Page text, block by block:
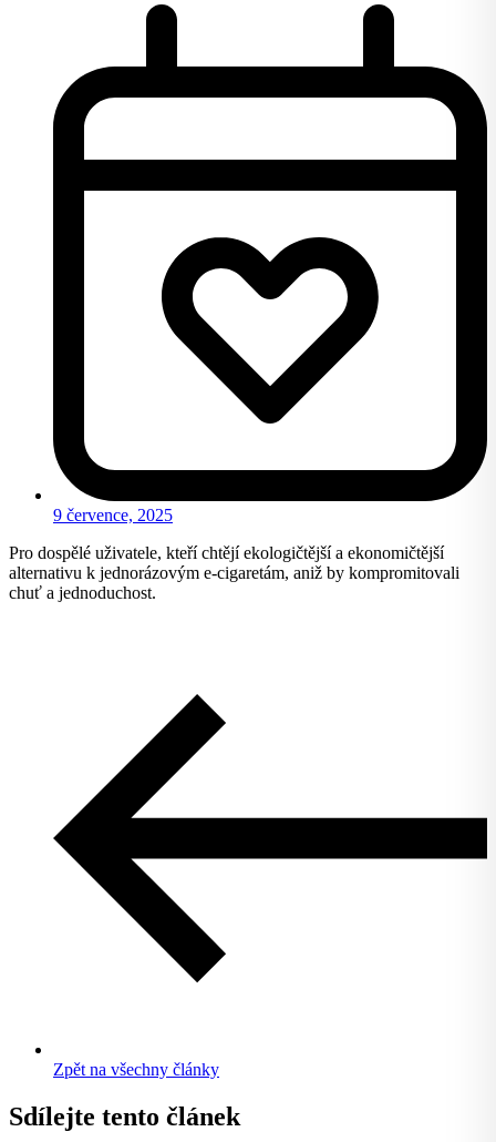
9 července, 2025
Pro dospělé uživatele, kteří chtějí ekologičtější a ekonomičtější
alternativu k jednorázovým e-cigaretám, aniž by kompromitovali
chuť a jednoduchost.
Zpět na všechny články
Sdílejte tento článek